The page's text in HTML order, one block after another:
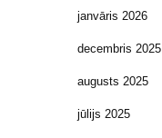
janvāris 2026
decembris 2025
augusts 2025
jūlijs 2025